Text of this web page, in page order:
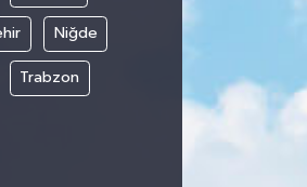
Niğde
Trabzon